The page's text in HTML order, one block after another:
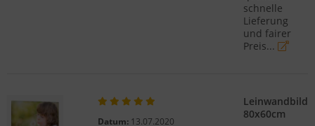
schnelle
Lieferung
und fairer
Preis...
Datum:13.07.2020
Leinwandbild
80x60cm